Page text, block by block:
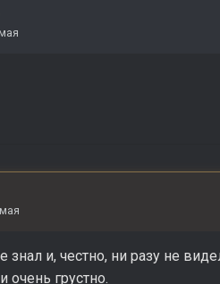
и, честно, ни разу не
очень грустно.